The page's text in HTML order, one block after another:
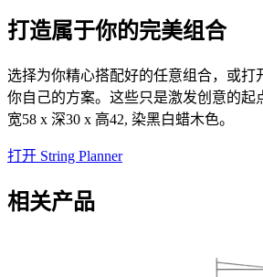
打造属于你的完美组合
选择为你精心搭配好的任意组合，或打
你自己的方案。这些只是激发创意的起
宽58 x 深30 x 高42, 染黑白蜡木色。
打开 String Planner
相关产品